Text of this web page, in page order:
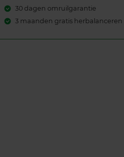
30 dagen omruilgarantie
3 maanden gratis herbalanceren